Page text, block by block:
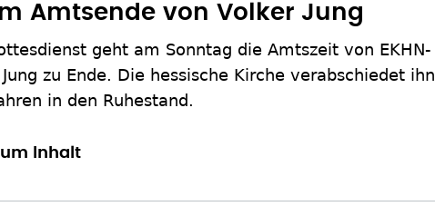
Amtsende von Volker Jung
geht am Sonntag die Amtszeit von EKHN-
zu Ende. Die hessische Kirche verabschiedet ihn
in den Ruhestand.
Inhalt